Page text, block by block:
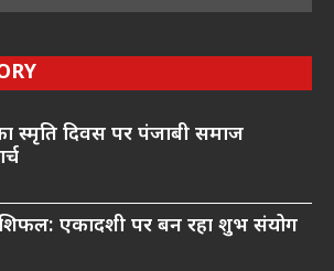
स्मृति दिवस पर पंजाबी समाज
एकादशी पर बन रहा शुभ संयोग